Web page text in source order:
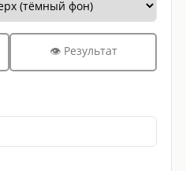
👁 Результат